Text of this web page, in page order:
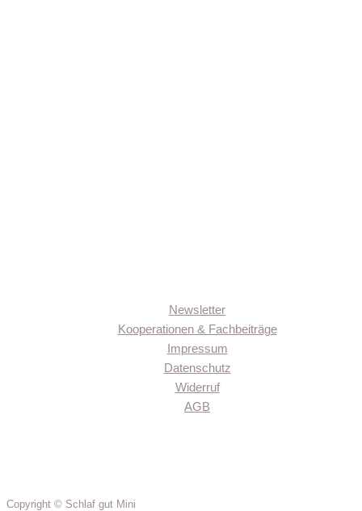
Newsletter
Kooperationen & Fachbeiträge
Impressum
Datenschutz
Widerruf
AGB
Copyright © Schlaf gut Mini